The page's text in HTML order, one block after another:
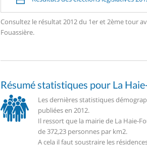
Consultez le résultat 2012 du 1er et 2ème tour
Fouassière.
Résumé statistiques pour La
Les dernières statistiques
publiées en 2012.
Il ressort que la mairie de La Haie-
de 372,23 personnes par km2.
A cela il faut soustraire les